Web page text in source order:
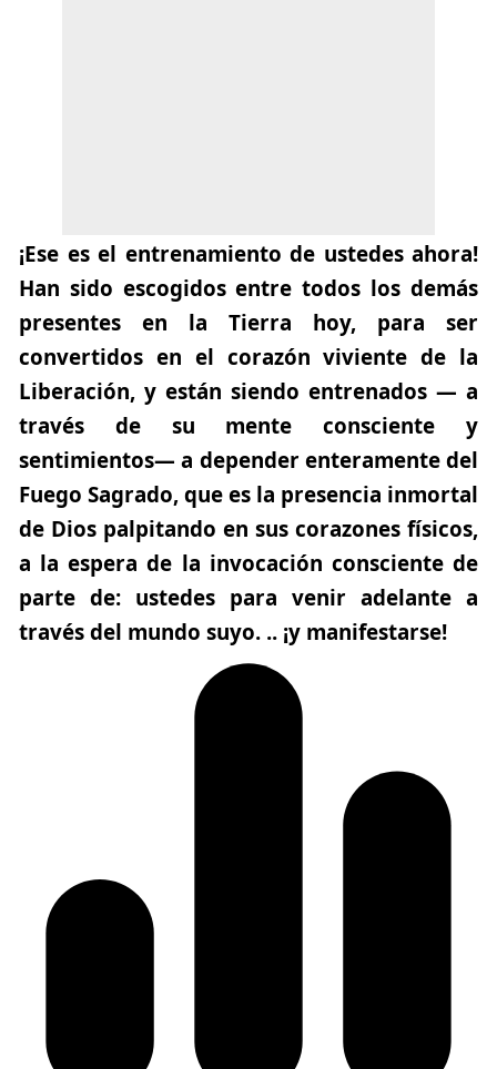
¡Ese es el entrenamiento de ustedes ahora!
Han sido escogidos entre todos los demás
presentes en la Tierra hoy, para ser
convertidos en el corazón viviente de la
Liberación, y están siendo entrenados — a
través de su mente consciente y
sentimientos— a depender enteramente del
Fuego Sagrado, que es la presencia inmortal
de Dios palpitando en sus corazones físicos,
a la espera de la invocación consciente de
parte de: ustedes para venir adelante a
través del mundo suyo. .. ¡y manifestarse!